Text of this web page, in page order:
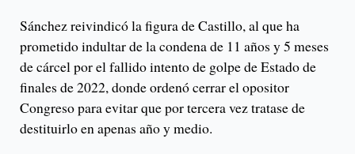
Sánchez reivindicó la figura de Castillo, al que ha
prometido indultar de la condena de 11 años y 5 meses
de cárcel por el fallido intento de golpe de Estado de
finales de 2022, donde ordenó cerrar el opositor
Congreso para evitar que por tercera vez tratase de
destituirlo en apenas año y medio.